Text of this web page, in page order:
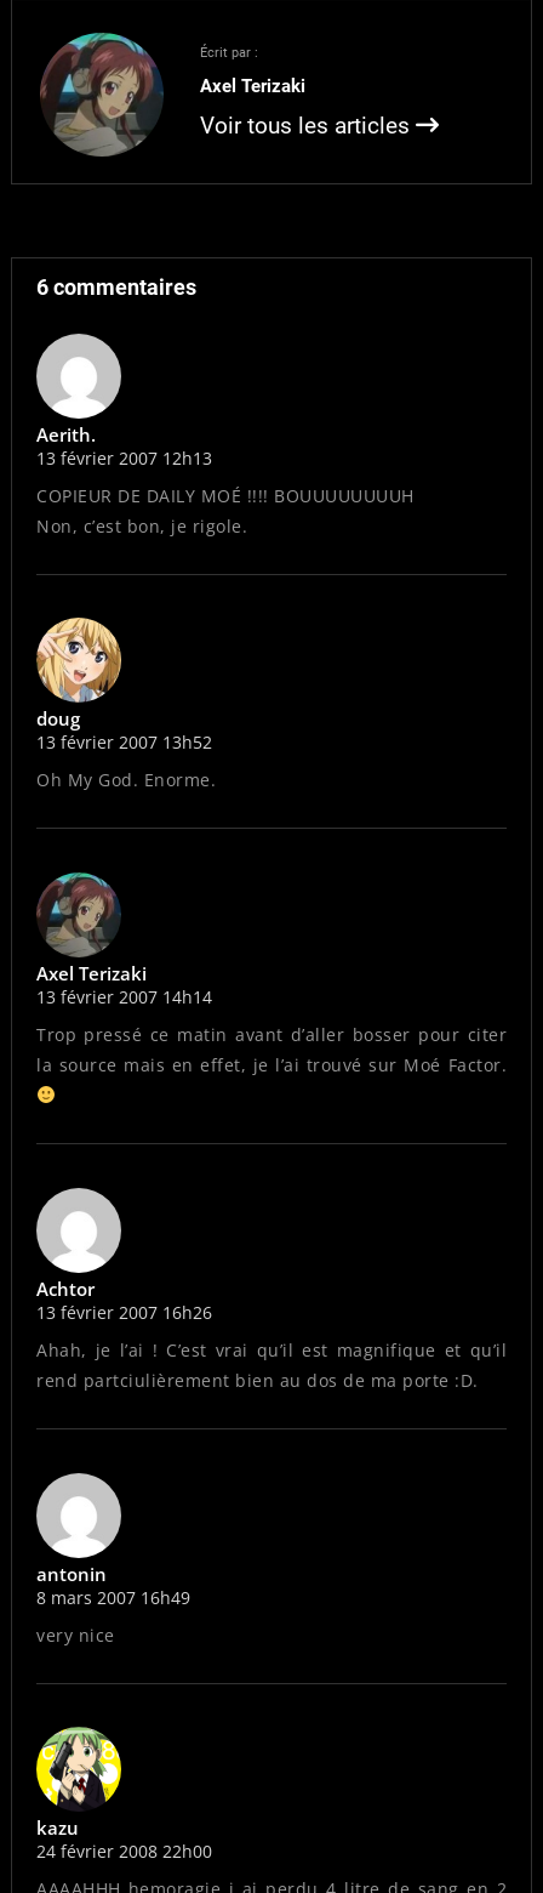
Écrit par :
Axel Terizaki
Voir tous les articles
6 commentaires
Aerith.
13 février 2007 12h13
COPIEUR DE DAILY MOÉ !!!! BOUUUUUUUUH
Non, c’est bon, je rigole.
doug
13 février 2007 13h52
Oh My God. Enorme.
Axel Terizaki
13 février 2007 14h14
Trop pressé ce matin avant d’aller bosser pour citer
la source mais en effet, je l’ai trouvé sur Moé Factor.
Achtor
13 février 2007 16h26
Ahah, je l’ai ! C’est vrai qu’il est magnifique et qu’il
rend partciulièrement bien au dos de ma porte :D.
antonin
8 mars 2007 16h49
very nice
kazu
24 février 2008 22h00